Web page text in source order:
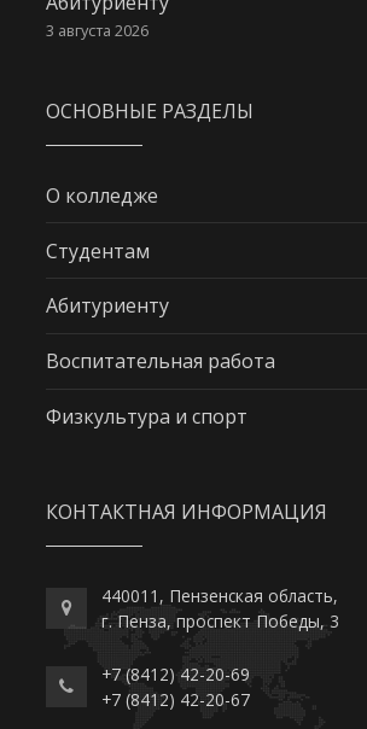
3 августа 2026
ОСНОВНЫЕ РАЗДЕЛЫ
О колледже
Студентам
Абитуриенту
Воспитательная работа
Физкультура и спорт
КОНТАКТНАЯ ИНФОРМАЦИЯ
440011, Пензенская область,
г. Пенза, проспект Победы, 3
+7 (8412) 42-20-69
+7 (8412) 42-20-67